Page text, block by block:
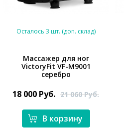
*}
Осталось 3 шт. (доп. склад)
Массажер для ног
VictoryFit VF-M9001
серебро
18 000 Руб. 21 060Руб.
В корзину